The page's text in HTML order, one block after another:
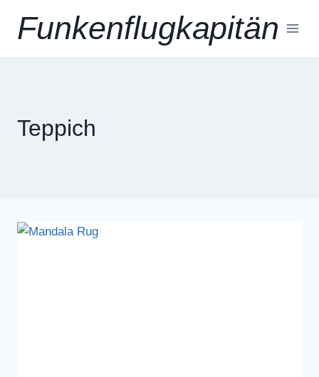
InhaltFunkenflugkapitän
Teppich